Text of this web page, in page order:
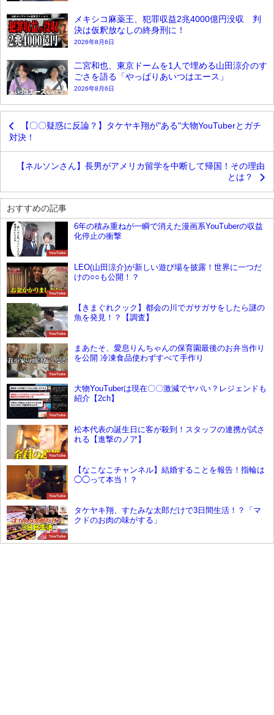
メキシコ麻薬王、犯罪収益2兆4000億円没収 判
決は仮釈放なしの終身刑に！
2026年8月6日
二宮和也、東京ドームを1人で埋める山田涼介のす
ごさを語る「やっぱりあいつはエース」
2026年8月6日
【〇〇疑惑に反論？】タケヤキ翔が"ある"大物YouTuberとガチ
対決！
【ネルソンさん】長男がアメリカ留学を中断して帰国！その理由
とは？
おすすめの記事
YouTube
6年の積み重ねが一瞬で消えた漫画系YouTuberの収益
化停止の衝撃
YouTube
LEO(山田涼介)が新しい遊び場を披露！世界に一つだ
けの○○も公開！？
YouTube
【きまぐれクック】都会の川でガサガサをしたら謎の
魚を発見！？【調査】
YouTube
まあたそ、愛息りんちゃんの保育園最後のお弁当作り
を公開 冷凍食品使わずすべて手作り
YouTube
大物YouTuberは現在〇〇激減でヤバい？レジェンドも
紹介【2ch】
YouTube
松本代表の誕生日に客が殺到！スタッフの連携が試さ
れる【進撃のノア】
YouTube
【なこなこチャンネル】結婚することを報告！指輪は
◯◯って本当！？
YouTube
タケヤキ翔、すたみな太郎だけで3日間生活！？「マ
クドのお肉の味がする」